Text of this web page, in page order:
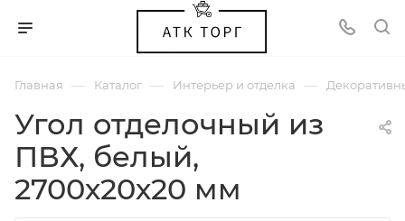
Главная — Каталог — Интерьер и отделка —
Угол отделочный из
ПВХ, белый,
2700х20х20 мм